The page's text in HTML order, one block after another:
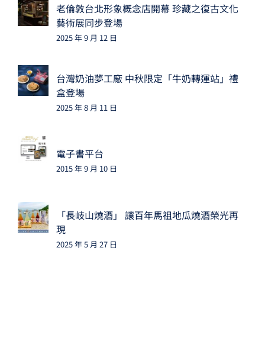
老倫敦台北形象概念店開幕 珍藏之復古文化
藝術展同步登場
2025 年 9 月 12 日
台灣奶油夢工廠 中秋限定「牛奶轉運站」禮
盒登場
2025 年 8 月 11 日
電子書平台
2015 年 9 月 10 日
「長岐山燒酒」 讓百年馬祖地瓜燒酒榮光再
現
2025 年 5 月 27 日